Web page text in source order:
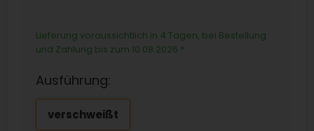
Lieferung voraussichtlich in 4 Tagen, bei Bestellung
und Zahlung bis zum 10.08.2026 *
Ausführung:
verschweißt